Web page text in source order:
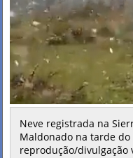
Neve registrada na
Maldonado na tarde do
reprodução/divulgação